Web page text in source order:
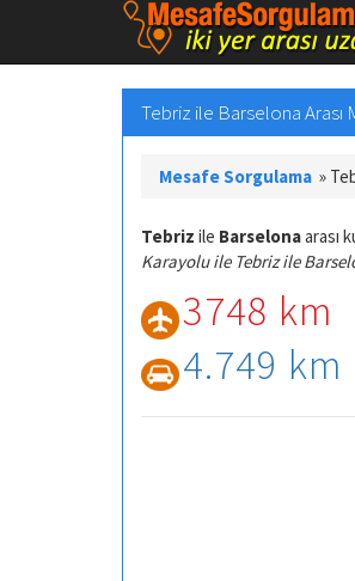
Tebriz ile Barselona Arası
Mesafe Sorgulama »
Tebriz ile Barselonaarası
Karayolu ile Tebriz ile
3748 km
4.749 km